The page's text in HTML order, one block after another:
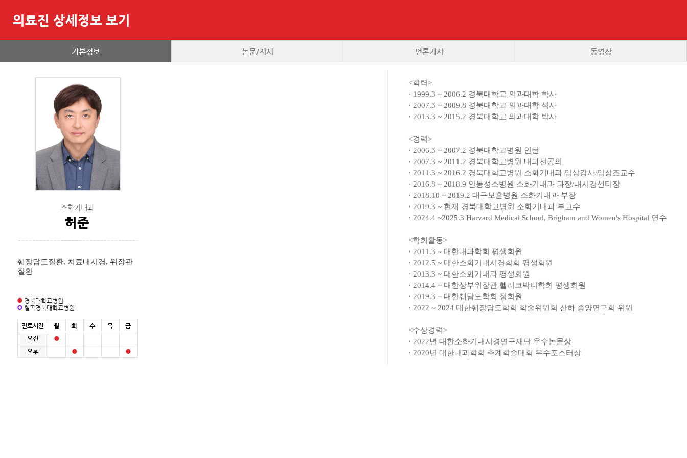
의료진 상세정보 보기
기본정보 논문/저서 언론기사 동영상
소화기내과
허준
췌장담도질환, 치료내시경, 위장관
질환
경북대학교병원
칠곡경북대학교병원
진료시간 월 화 수 목
금
오전
오후
<학력>
· 1999.3 ~ 2006.2 경북대학교 의과대학 학사
· 2007.3 ~ 2009.8 경북대학교 의과대학 석사
· 2013.3 ~ 2015.2 경북대학교 의과대학 박사
<경력>
· 2006.3 ~ 2007.2 경북대학교병원 인턴
· 2007.3 ~ 2011.2 경북대학교병원 내과전공의
· 2011.3 ~ 2016.2 경북대학교병원 소화기내과 임상강사/임상조교수
· 2016.8 ~ 2018.9 안동성소병원 소화기내과 과장/내시경센터장
· 2018.10 ~ 2019.2 대구보훈병원 소화기내과 부장
· 2019.3 ~ 현재 경북대학교병원 소화기내과 부교수
· 2024.4 ~2025.3 Harvard Medical School, Brigham and Women's Hospital 연수
<학회활동>
· 2011.3 ~ 대한내과학회 평생회원
· 2012.5 ~ 대한소화기내시경학회 평생회원
· 2013.3 ~ 대한소화기내과 평생회원
· 2014.4 ~ 대한상부위장관 헬리코박터학회 평생회원
· 2019.3 ~ 대한췌담도학회 정회원
· 2022 ~ 2024 대한췌장담도학회 학술위원회 산하 종양연구회 위원
<수상경력>
· 2022년 대한소화기내시경연구재단 우수논문상
· 2020년 대한내과학회 추계학술대회 우수포스터상